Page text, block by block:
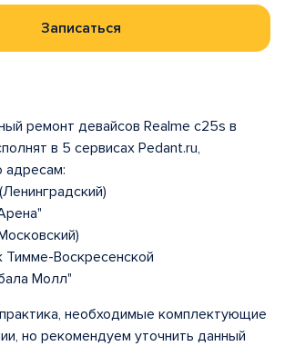
Записаться
ремонт девайсов Realme c25s в
в 5 сервисах Pedant.ru,
адресам:
Тимме-Воскресенской
Молл"
необходимые комплектующие
но рекомендуем уточнить данный